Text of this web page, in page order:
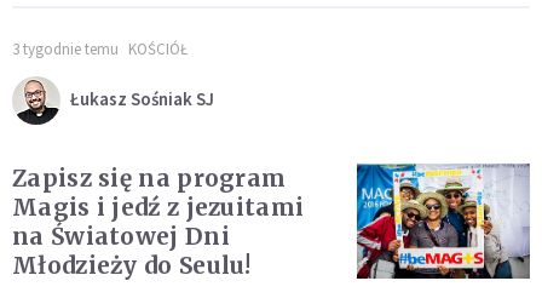
3 tygodnie temu KOŚCIÓŁ
Łukasz Sośniak SJ
Zapisz się na program
Magis i jedź z jezuitami
na Światowej Dni
Młodzieży do Seulu!